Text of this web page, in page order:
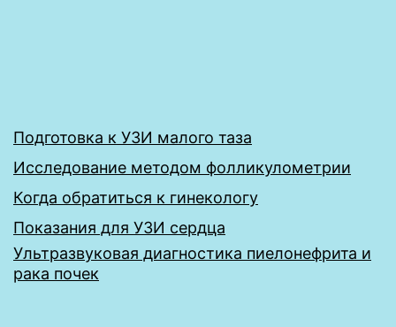
Подготовка к УЗИ малого таза
Исследование методом фолликулометрии
Когда обратиться к гинекологу
Показания для УЗИ сердца
Ультразвуковая диагностика пиелонефрита и
рака почек